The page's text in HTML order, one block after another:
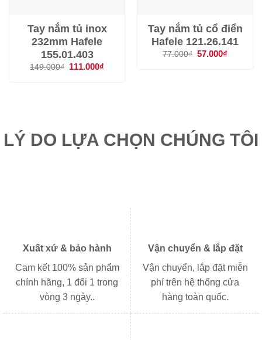
Tay nắm tủ inox
232mm Hafele
155.01.403
149.000₫
Giá
111.000₫
Tay nắm tủ cổ điển
Hafele 121.26.141
77.000₫ Giá
57.000₫
LÝ DO LỰA CHỌN CHÚNG TÔI
Xuất xứ & bảo hành
Cam kết 100% sản phẩm
chính hãng, 1 đổi 1 trong
vòng 3 ngày..
Vận chuyển & lắp đặt
Vận chuyển, lắp đặt miễn
phí trên hệ thống cửa
hàng toàn quốc.